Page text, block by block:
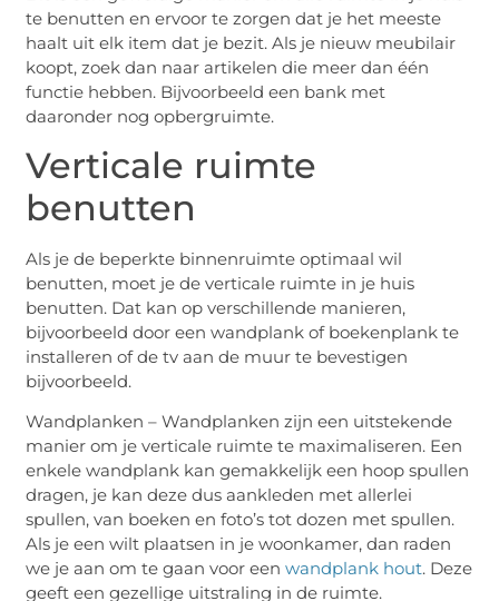
te benutten en ervoor te zorgen dat je het meeste
haalt uit elk item dat je bezit. Als je nieuw meubilair
koopt, zoek dan naar artikelen die meer dan één
functie hebben. Bijvoorbeeld een bank met
daaronder nog opbergruimte.
Verticale ruimte
benutten
Als je de beperkte binnenruimte optimaal wil
benutten, moet je de verticale ruimte in je huis
benutten. Dat kan op verschillende manieren,
bijvoorbeeld door een wandplank of boekenplank te
installeren of de tv aan de muur te bevestigen
bijvoorbeeld.
Wandplanken – Wandplanken zijn een uitstekende
manier om je verticale ruimte te maximaliseren. Een
enkele wandplank kan gemakkelijk een hoop spullen
dragen, je kan deze dus aankleden met allerlei
spullen, van boeken en foto’s tot dozen met spullen.
Als je een wilt plaatsen in je woonkamer, dan raden
we je aan om te gaan voor eenwandplank hout. Deze
geeft een gezellige uitstraling in de ruimte.